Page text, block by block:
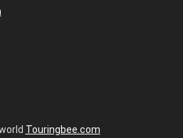
Touringbee.com